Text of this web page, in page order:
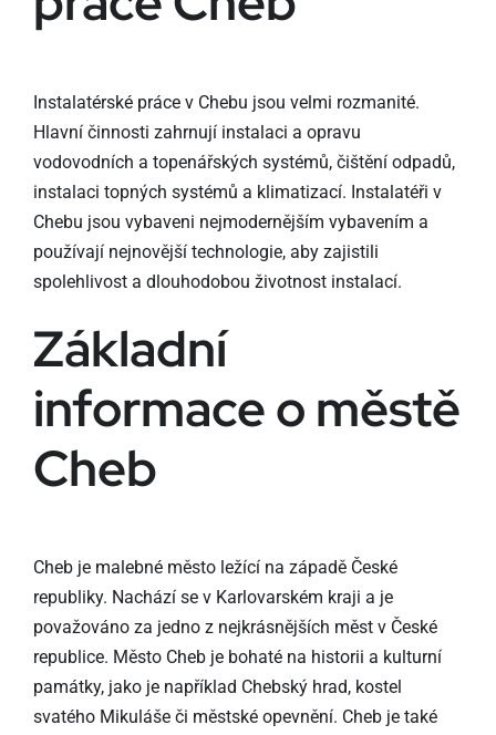
Instalatérské práce v Chebu jsou velmi rozmanité.
Hlavní činnosti zahrnují instalaci a opravu
vodovodních a topenářských systémů, čištění odpadů,
instalaci topných systémů a klimatizací. Instalatéři v
Chebu jsou vybaveni nejmodernějším vybavením a
používají nejnovější technologie, aby zajistili
spolehlivost a dlouhodobou životnost instalací.
Základní
informace o městě
Cheb
Cheb je malebné město ležící na západě České
republiky. Nachází se v Karlovarském kraji a je
považováno za jedno z nejkrásnějších měst v České
republice. Město Cheb je bohaté na historii a kulturní
památky, jako je například Chebský hrad, kostel
svatého Mikuláše či městské opevnění. Cheb je také